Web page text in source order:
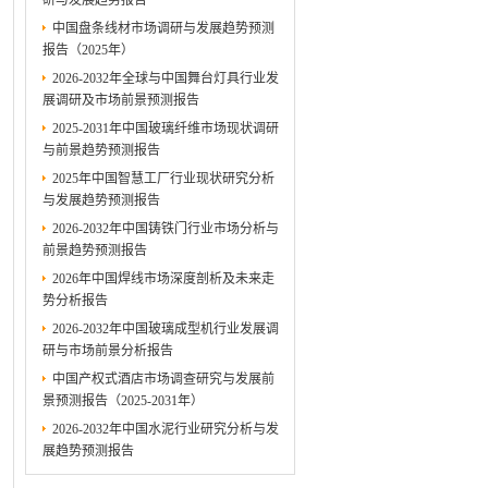
中国盘条线材市场调研与发展趋势预测
报告（2025年）
2026-2032年全球与中国舞台灯具行业发
展调研及市场前景预测报告
2025-2031年中国玻璃纤维市场现状调研
与前景趋势预测报告
2025年中国智慧工厂行业现状研究分析
与发展趋势预测报告
2026-2032年中国铸铁门行业市场分析与
前景趋势预测报告
2026年中国焊线市场深度剖析及未来走
势分析报告
2026-2032年中国玻璃成型机行业发展调
研与市场前景分析报告
中国产权式酒店市场调查研究与发展前
景预测报告（2025-2031年）
2026-2032年中国水泥行业研究分析与发
展趋势预测报告